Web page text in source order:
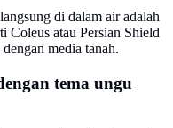
di dalam air adalah
Coleus atau Persian Shield
media tanah.
tema ungu